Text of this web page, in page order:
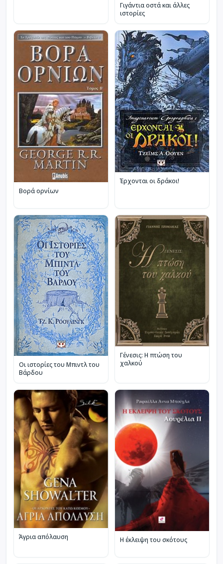
Γιγάντια οστά και άλλες
ιστορίες
Βορά ορνίων
Έρχονται οι δράκοι!
Οι ιστορίες του Μπιντλ του
Βάρδου
Γένεσις: Η πτώση του
χαλκού
Άγρια απόλαυση Η έκλειψη του σκότους